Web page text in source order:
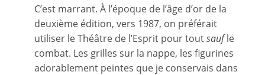
C’est marrant. À l’époque de l’âge d’or de la
deuxième édition, vers 1987, on préférait
utiliser le Théâtre de l’Esprit pour toutsaufle
combat. Les grilles sur la nappe, les figurines
adorablement peintes que je conservais dans